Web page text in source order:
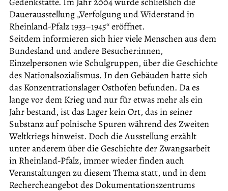
Dauerausstellung „Verfolgung und Widerstand in
Rheinland-Pfalz 1933–1945“ eröffnet.
Seitdem informieren sich hier viele Menschen aus dem
Bundesland und andere Besucher:innen,
Einzelpersonen wie Schulgruppen, über die Geschichte
des Nationalsozialismus. In den Gebäuden hatte sich
das Konzentrationslager Osthofen befunden. Da es
lange vor dem Krieg und nur für etwas mehr als ein
Jahr bestand, ist das Lager kein Ort, das in seiner
Substanz auf polnische Spuren während des Zweiten
Weltkriegs hinweist. Doch die Ausstellung erzählt
unter anderem über die Geschichte der Zwangsarbeit
in Rheinland-Pfalz, immer wieder finden auch
Veranstaltungen zu diesem Thema statt, und in dem
Rechercheangebot des Dokumentationszentrums